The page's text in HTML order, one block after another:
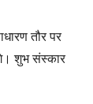
तौर पर
शुभ संस्कार